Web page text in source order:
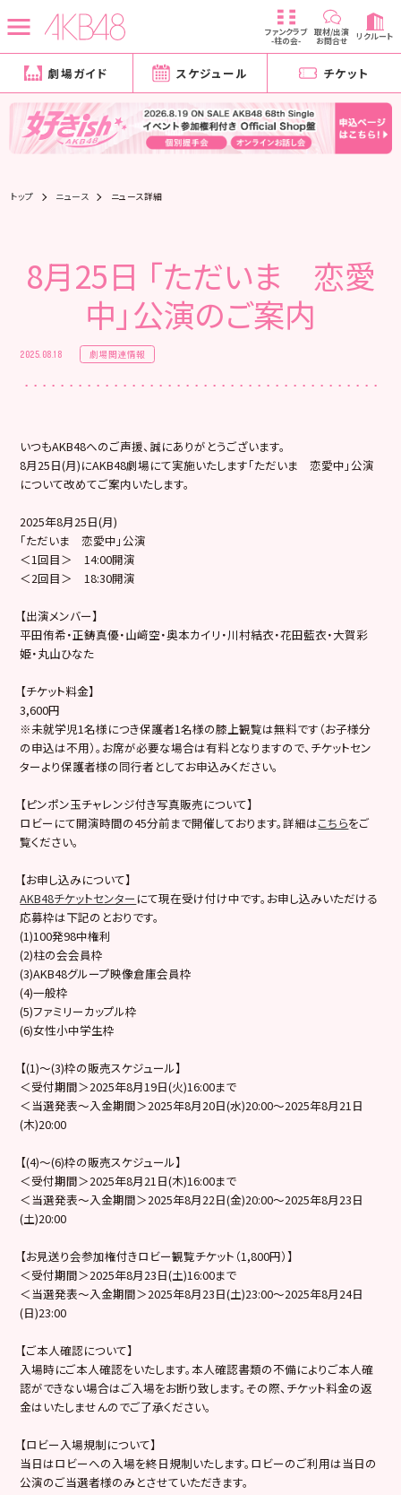
ファンクラブ
-柱の会-
取材/出演
お問合せ リクルート
劇場ガイド スケジュール チケット
トップ ニュース ニュース詳細
8月25日 「ただいま 恋愛
中」公演のご案内
2025.08.18 劇場関連情報
いつもAKB48へのご声援、誠にありがとうございます。
8月25日(月)にAKB48劇場にて実施いたします「ただいま 恋愛中」公演
について改めてご案内いたします。
2025年8月25日(月)
「ただいま 恋愛中」公演
＜1回目＞ 14:00開演
＜2回目＞ 18:30開演
【出演メンバー】
平田侑希・正鋳真優・山﨑空・奥本カイリ・川村結衣・花田藍衣・大賀彩
姫・丸山ひなた
【チケット料金】
3,600円
※未就学児1名様につき保護者1名様の膝上観覧は無料です（お子様分
の申込は不用）。お席が必要な場合は有料となりますので、チケットセン
ターより保護者様の同行者としてお申込みください。
【ピンポン玉チャレンジ付き写真販売について】
ロビーにて開演時間の45分前まで開催しております。詳細はこちらをご
覧ください。
【お申し込みについて】
AKB48チケットセンター にて現在受け付け中です。お申し込みいただける
応募枠は下記のとおりです。
(1)100発98中権利
(2)柱の会会員枠
(3)AKB48グループ映像倉庫会員枠
(4)一般枠
(5)ファミリーカップル枠
(6)女性小中学生枠
【(1)～(3)枠の販売スケジュール】
＜受付期間＞2025年8月19日(火)16:00まで
＜当選発表～入金期間＞2025年8月20日(水)20:00～2025年8月21日
(木)20:00
【(4)〜(6)枠の販売スケジュール】
＜受付期間＞2025年8月21日(木)16:00まで
＜当選発表～入金期間＞2025年8月22日(金)20:00～2025年8月23日
(土)20:00
【お見送り会参加権付きロビー観覧チケット（1,800円）】
＜受付期間＞2025年8月23日(土)16:00まで
＜当選発表～入金期間＞2025年8月23日(土)23:00～2025年8月24日
(日)23:00
【ご本人確認について】
入場時にご本人確認をいたします。本人確認書類の不備によりご本人確
認ができない場合はご入場をお断り致します。その際、チケット料金の返
金はいたしませんのでご了承ください。
【ロビー入場規制について】
当日はロビーへの入場を終日規制いたします。ロビーのご利用は当日の
公演のご当選者様のみとさせていただきます。